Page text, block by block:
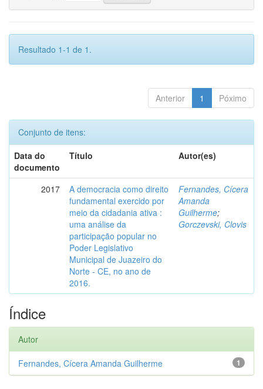
Resultado 1-1 de 1.
Anterior 1 Póximo
Conjunto de itens:
Data do
documento
Título Autor(es)
2017
A democracia como direito
fundamental exercido por
meio da cidadania ativa :
uma análise da
participação popular no
Poder Legislativo
Municipal de Juazeiro do
Norte - CE, no ano de
2016.
Fernandes, Cícera
Amanda
Guilherme;
Gorczevski, Clovis
Índice
Autor
1
Fernandes, Cícera Amanda Guilherme